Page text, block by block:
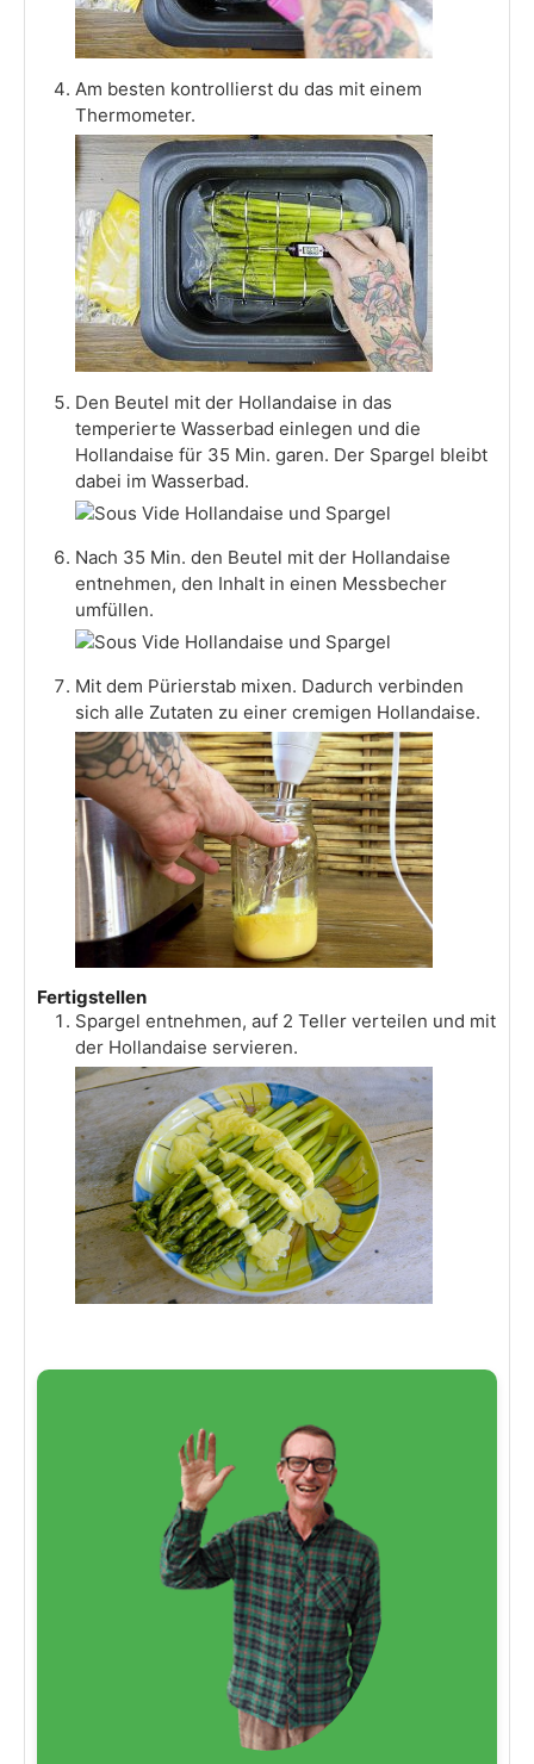
Am besten kontrollierst du das mit einem
Thermometer.
Den Beutel mit der Hollandaise in das
temperierte Wasserbad einlegen und die
Hollandaise für 35 Min. garen. Der Spargel bleibt
dabei im Wasserbad.
Nach 35 Min. den Beutel mit der Hollandaise
entnehmen, den Inhalt in einen Messbecher
umfüllen.
Mit dem Pürierstab mixen. Dadurch verbinden
sich alle Zutaten zu einer cremigen Hollandaise.
Fertigstellen
Spargel entnehmen, auf 2 Teller verteilen und mit
der Hollandaise servieren.